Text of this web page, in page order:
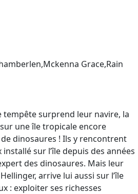
Grace,Rain
tempête surprend leur navire, la
sur une île tropicale encore
dinosaures ! Ils y rencontrent
sur l’île depuis des années
des dinosaures. Mais leur
arrive lui aussi sur l’île
: exploiter ses richesses